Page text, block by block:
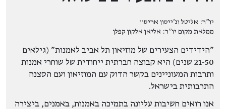
יו"ר: אליטל וג'ייסון אריסון
ממלאת מקום יו״ר: אליאן אלקון קפלן
"הידידים הצעירים של מוזיאון תל אביב לאמנות" (גילאים
21-50 שנים) היא קבוצה חברתית ייחודית של שוחרי אמנות
ותרבות המעוניינים בקשר הדוק עם המוזיאון ועם הסצנה
התרבותית בישראל.
אנו רואים חשיבות עליונה בתמיכה באמנות, באמנים, ביצירה